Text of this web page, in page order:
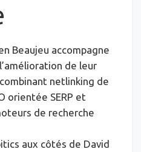
Beaujeu accompagne
de leur
netlinking de
orientée SERP et
de recherche
aux côtés de David